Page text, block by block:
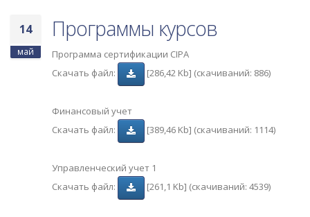
14
май
Программы курсов
Программа сертификации CIPA
Скачать файл:
[286,42 Kb] (cкачиваний: 886)
Финансовый учет
Скачать файл:
[389,46 Kb] (cкачиваний: 1114)
Управленческий учет 1
Скачать файл:
[261,1 Kb] (cкачиваний: 4539)